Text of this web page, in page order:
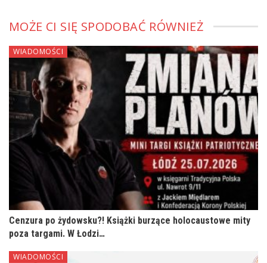
MOŻE CI SIĘ SPODOBAĆ RÓWNIEŻ
WIADOMOŚCI
Cenzura po żydowsku?! Książki burzące holocaustowe mity
poza targami. W Łodzi…
WIADOMOŚCI